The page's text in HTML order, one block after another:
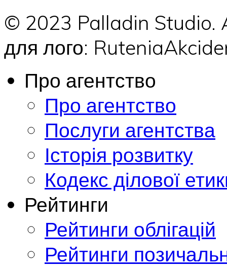
© 2023 Palladin
для лого:
Про агентство
Про агентство
Послуги агентства
Історія розвитку
Кодекс ділової
Рейтинги
Рейтинги облігацій
Рейтинги